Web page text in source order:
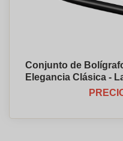
Conjunto de
Elegancia Clásica -